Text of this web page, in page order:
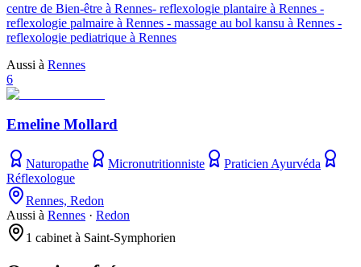
centre de Bien-être à Rennes- reflexologie plantaire à Rennes -
reflexologie palmaire à Rennes - massage au bol kansu à Rennes -
reflexologie pediatrique à Rennes
Aussi à Rennes
6
Emeline Mollard
Naturopathe Micronutritionniste
Praticien Ayurvéda
Réflexologue
Rennes, Redon
Aussi à Rennes · Redon
1 cabinet à Saint-Symphorien